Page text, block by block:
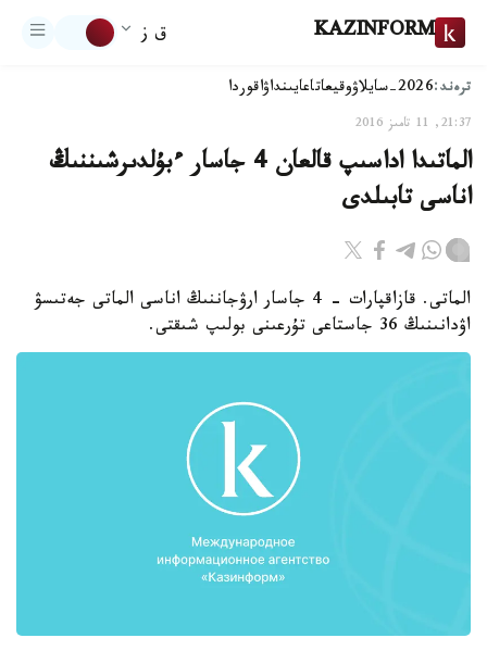
KAZINFORM ق ز
ترەند:2026-سايلاۋ وقيعاتاعايىنداۋاقوردا
21:37, 11 تامىز 2016
الماتىدا اداسىپ قالعان 4 جاسار ءبۇلدىرشىننىڭ
اناسى تابىلدى
الماتى. قازاقپارات - 4 جاسار ارۋجاننىڭ اناسى الماتى جەتىسۋ
اۋدانىنىڭ 36 جاستاعى تۇرعىنى بولىپ شىقتى.